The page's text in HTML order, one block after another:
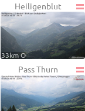
Heiligenblut
33km O
Pass Thurn